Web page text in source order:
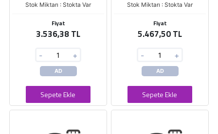
Stok Miktarı : Stokta Var
Fiyat
3.536,38 TL
- +
AD
Sepete Ekle
Stok Miktarı : Stokta Var
Fiyat
5.467,50 TL
- +
AD
Sepete Ekle